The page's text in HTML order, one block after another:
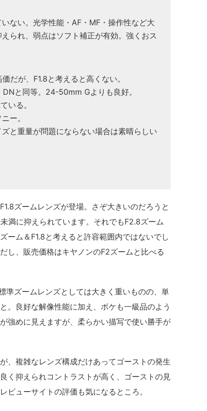
ない。光学性能・AF・MF・操作性など大
られ、弱点はソフト補正が有効。強くおス
だが、F1.8と考えると高くない。
と同等。24-50mm Gよりも良好。
いる。
ー。
と重量が問題にならない場合は素晴らしい
ズームレンズが登場。さぞ大きいのだろうと
満に抑えられています。それでもF2.8ズーム
ーム＆F1.8と考えると許容範囲内ではないでし
し、販売価格はキヤノンのF2ズームと比べる
ズームレンズとしては大きく重いものの、単
。良好な解像性能に加え、ボケも一級品のよう
強めに見えますが、柔らかい描写で使い勝手が
、複雑なレンズ構成だけあってゴーストの発生
く抑えられコントラストが高く、ゴーストの見
ビューサイトの評価も気になるところ。